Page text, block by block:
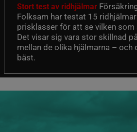
Stort test av ridhjälmar
Folksam har testat 15
prisklasser för att se vilken som
Det visar sig vara stor skillnad
mellan de olika hjälmarna – och
bäst.